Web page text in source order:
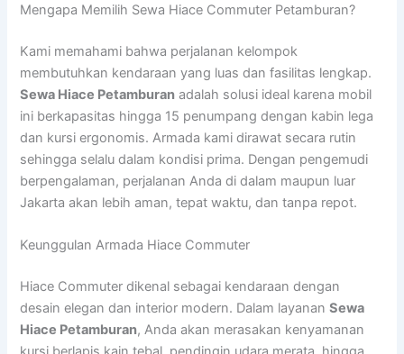
Mengapa Memilih Sewa Hiace Commuter Petamburan?
Kami memahami bahwa perjalanan kelompok
membutuhkan kendaraan yang luas dan fasilitas lengkap.
Sewa Hiace Petamburan adalah solusi ideal karena mobil
ini berkapasitas hingga 15 penumpang dengan kabin lega
dan kursi ergonomis. Armada kami dirawat secara rutin
sehingga selalu dalam kondisi prima. Dengan pengemudi
berpengalaman, perjalanan Anda di dalam maupun luar
Jakarta akan lebih aman, tepat waktu, dan tanpa repot.
Keunggulan Armada Hiace Commuter
Hiace Commuter dikenal sebagai kendaraan dengan
desain elegan dan interior modern. Dalam layananSewa
Hiace Petamburan, Anda akan merasakan kenyamanan